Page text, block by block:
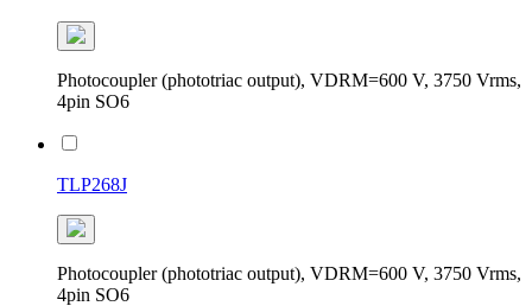
Photocoupler (phototriac output), VDRM=600 V, 3750 Vrms,
4pin SO6
TLP268J
Photocoupler (phototriac output), VDRM=600 V, 3750 Vrms,
4pin SO6